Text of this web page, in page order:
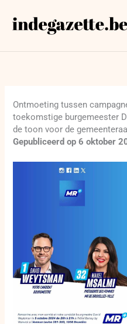
naar
Ontmoeting tussen
toekomstige burgemeester
de toon voor de
Gepubliceerd op 6 oktober